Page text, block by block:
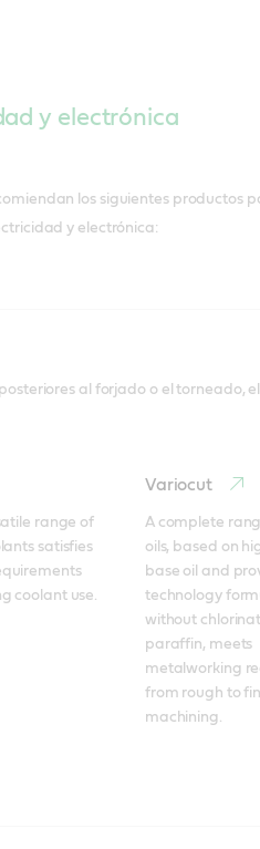
y electrónica
los siguientes productos
y electrónica:
al forjado o el torneado,
range of
satisfies
coolant use.
Variocut
A complete
oils, based on
base oil and
technology
without
paraffin, meets
metalworking
from rough to
machining.